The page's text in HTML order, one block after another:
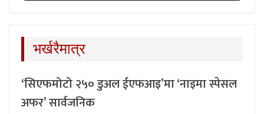
भर्खरैमात्र
‘सिएफमोटो २५० डुअल ईएफआइ’मा ‘नाइमा स्पेसल
अफर’ सार्वजनिक